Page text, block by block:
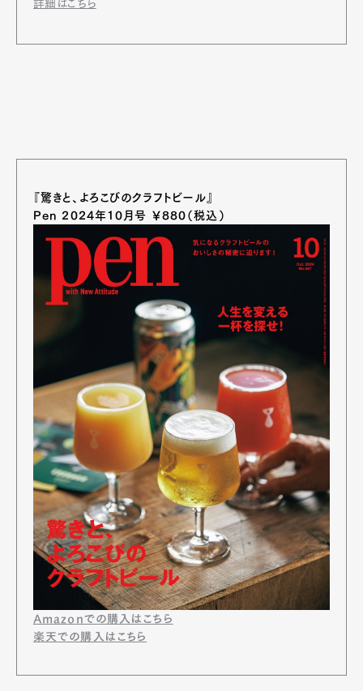
詳細はこちら
『驚きと、よろこびのクラフトビール』
Pen 2024年10月号 ￥880（税込）
Amazonでの購入はこちら
楽天での購入はこちら